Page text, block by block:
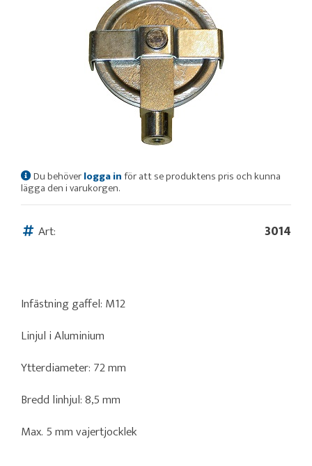
Du behöverlogga inför att se produktens pris och kunna
lägga den i varukorgen.
Art: 3014
Infästning gaffel: M12
Linjul i Aluminium
Ytterdiameter: 72 mm
Bredd linhjul: 8,5 mm
Max. 5 mm vajertjocklek